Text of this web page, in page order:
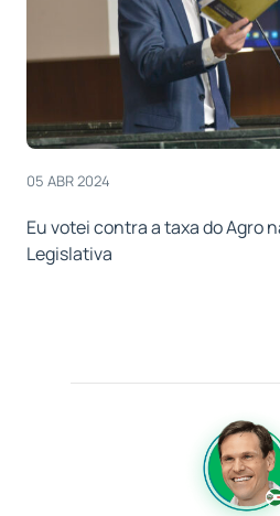
05 ABR 2024
Eu votei contra a taxa do Agro
Legislativa